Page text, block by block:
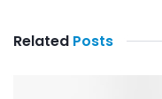
Related Posts